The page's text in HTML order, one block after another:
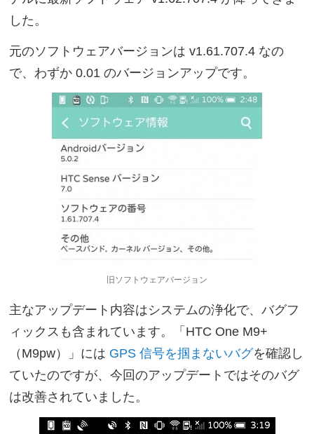
した。
元のソフトウェアバージョンは v1.61.707.4 なの
で、わずか 0.01 のバージョンアップです。
旧ソフトウェアバージョン
主なアップデート内容はシステムの浄化で、バグフ
ィックスも含まれています。「HTC One M9+
（M9pw）」には GPS 信号を掴まないバグを確認し
ていたのですが、今回のアップデートではそのバグ
は改善されていました。